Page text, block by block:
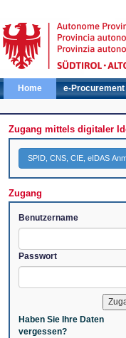
Home e-Procurement
Zugang mittels digitaler
SPID, CNS, CIE, eIDAS
Zugang
Benutzername
Passwort
Haben Sie Ihre Daten
vergessen?